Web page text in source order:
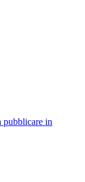
pubblicare in